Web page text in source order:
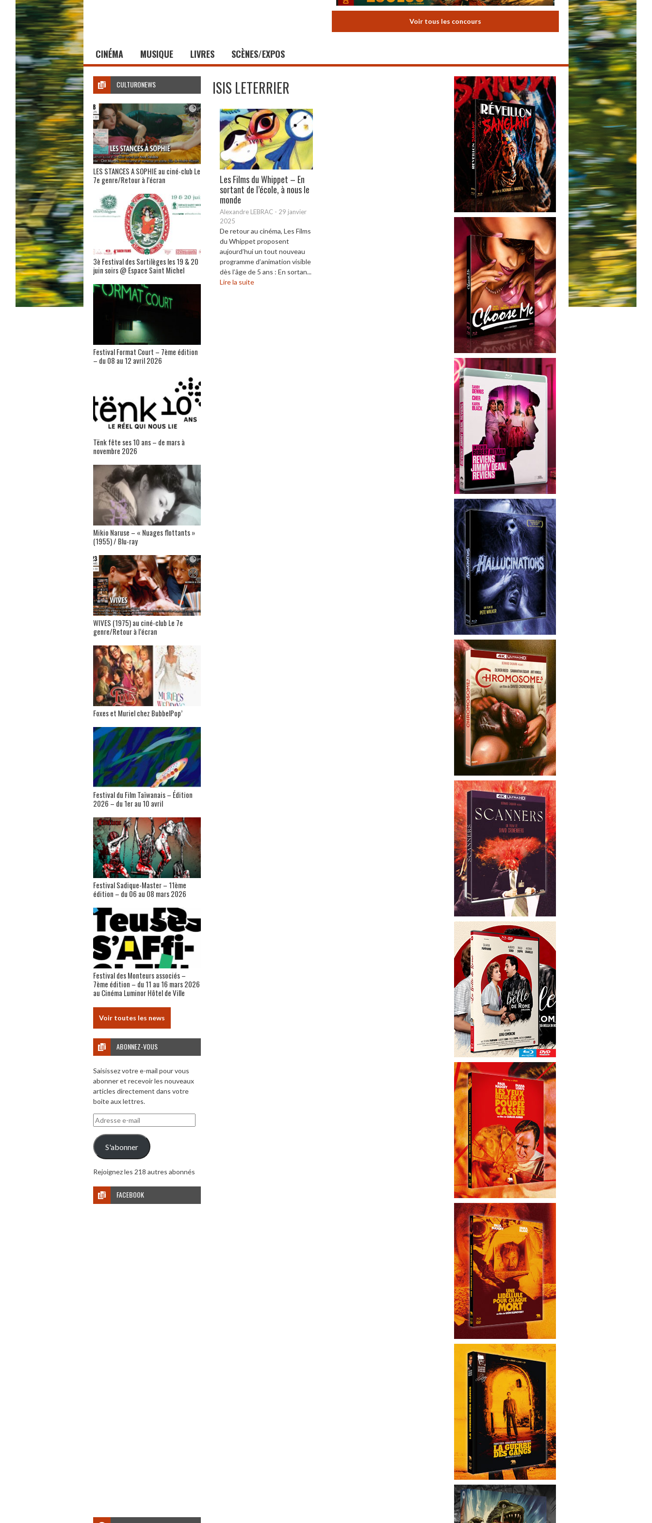
Voir tous les concours
CINÉMA MUSIQUE LIVRES SCÈNES/EXPOS
ISIS LETERRIER
Les Films du Whippet – En
sortant de l’école, à nous le
monde
Alexandre LEBRAC - 29 janvier
2025
De retour au cinéma, Les Films
du Whippet proposent
aujourd’hui un tout nouveau
programme d’animation visible
dès l’âge de 5 ans : En sortan...
Lire la suite
CULTURONEWS
LES STANCES A SOPHIE au ciné-club Le
7e genre/Retour à l’écran
3è Festival des Sortilèges les 19 & 20
juin soirs @ Espace Saint Michel
Festival Format Court – 7ème édition
– du 08 au 12 avril 2026
Tënk fête ses 10 ans – de mars à
novembre 2026
Mikio Naruse – « Nuages flottants »
(1955) / Blu-ray
WIVES (1975) au ciné-club Le 7e
genre/Retour à l’écran
Foxes et Muriel chez BubbelPop’
Festival du Film Taïwanais – Édition
2026 – du 1er au 10 avril
Festival Sadique-Master – 11ème
édition – du 06 au 08 mars 2026
Festival des Monteurs associés –
7ème édition – du 11 au 16 mars 2026
au Cinéma Luminor Hôtel de Ville
Voir toutes les news
ABONNEZ-VOUS
Saisissez votre e-mail pour vous
abonner et recevoir les nouveaux
articles directement dans votre
boite aux lettres.
Adresse
e-
mail
S'abonner
Rejoignez les 218 autres abonnés
FACEBOOK